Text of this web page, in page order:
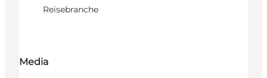
Reisebranche
Media